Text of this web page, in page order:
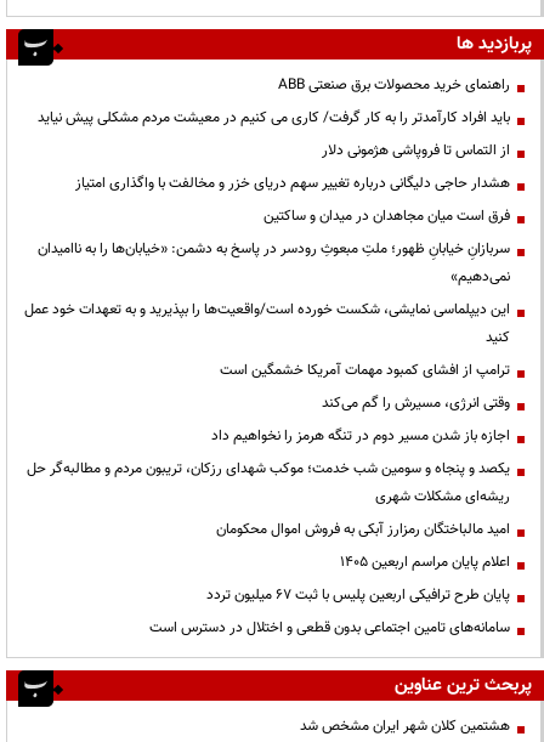
پربازدید ها
راهنمای خرید محصولات برق صنعتی ABB
باید افراد کارآمدتر را به کار گرفت/ کاری می کنیم در معیشت مردم مشکلی پیش نیاید
از التماس تا فروپاشی هژمونی دلار
هشدار حاجی دلیگانی درباره تغییر سهم دریای خزر و مخالفت با واگذاری امتیاز
فرق است میان مجاهدان در میدان و ساکتین
سربازانِ خیابانِ ظهور؛ ملتِ مبعوثِ رودسر در پاسخ به دشمن: «خیابان‌ها را به ناامیدان
نمی‌دهیم»
این دیپلماسی نمایشی، شکست خورده است/واقعیت‌ها را بپذیرید و به تعهدات خود عمل
کنید
ترامپ از افشای کمبود مهمات آمریکا خشمگین است
وقتی انرژی، مسیرش را گم می‌کند
اجازه باز شدن مسیر دوم در تنگه هرمز را نخواهیم داد
یکصد و پنجاه و سومین شب خدمت؛ موکب شهدای رزکان، تریبون مردم و مطالبه‌گر حل
ریشه‌ای مشکلات شهری
امید مالباختگان رمزارز آبکی به فروش اموال محکومان
اعلام پایان مراسم اربعین ۱۴۰۵
پایان طرح ترافیکی اربعین پلیس با ثبت ۶۷ میلیون تردد
سامانه‌های تامین اجتماعی بدون قطعی و اختلال در دسترس است
پربحث ترین عناوین
هشتمین کلان شهر ایران مشخص شد